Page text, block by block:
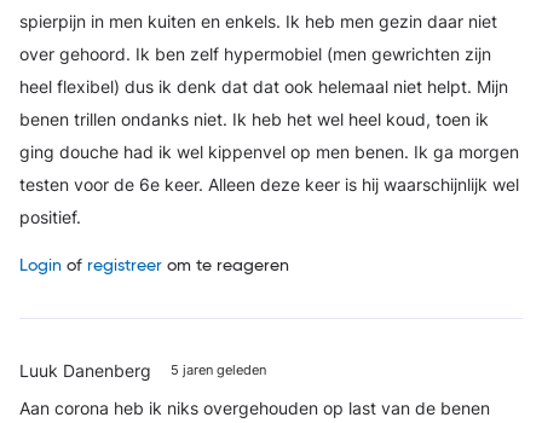
spierpijn in men kuiten en enkels. Ik heb men gezin daar niet
over gehoord. Ik ben zelf hypermobiel (men gewrichten zijn
heel flexibel) dus ik denk dat dat ook helemaal niet helpt. Mijn
benen trillen ondanks niet. Ik heb het wel heel koud, toen ik
ging douche had ik wel kippenvel op men benen. Ik ga morgen
testen voor de 6e keer. Alleen deze keer is hij waarschijnlijk wel
positief.
Login of registreer om te reageren
Luuk Danenberg 5 jaren geleden
Aan corona heb ik niks overgehouden op last van de benen